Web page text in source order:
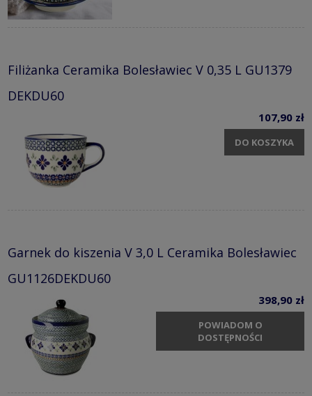
Filiżanka Ceramika Bolesławiec V 0,35 L GU1379
DEKDU60
107,90 zł
DO KOSZYKA
Garnek do kiszenia V 3,0 L Ceramika Bolesławiec
GU1126DEKDU60
398,90 zł
POWIADOM O
DOSTĘPNOŚCI